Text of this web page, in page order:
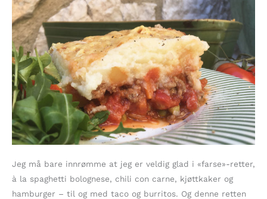
Jeg må bare innrømme at jeg er veldig glad i «farse»-retter,
à la spaghetti bolognese, chili con carne, kjøttkaker og
hamburger – til og med taco og burritos. Og denne retten